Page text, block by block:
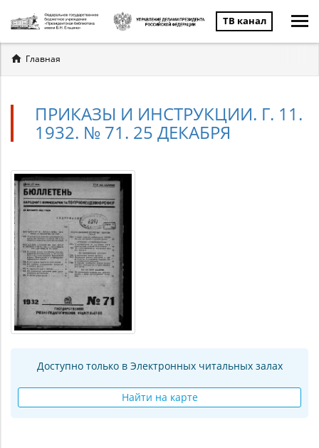
ТВ канал
Вы
здесь
Главная
ПРИКАЗЫ И ИНСТРУКЦИИ. Г. 11.
1932. № 71. 25 ДЕКАБРЯ
Доступно только в Электронных читальных залах
Найти на карте